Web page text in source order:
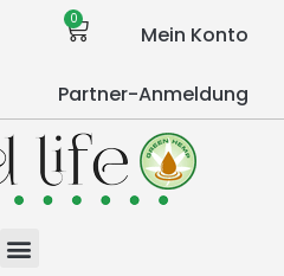
0
Mein Konto
Partner-Anmeldung